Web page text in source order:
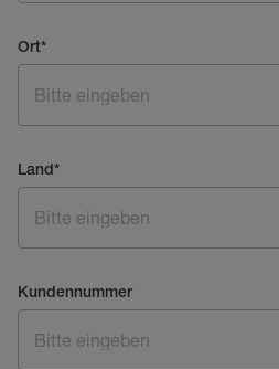
Ort*
Land*
Kundennummer